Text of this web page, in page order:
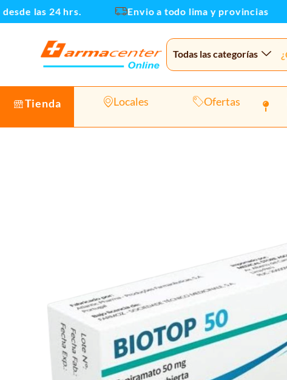
al
las 24 hrs. Envio a todo lima y provincias
Todas las categorías
Tienda Locales Ofertas